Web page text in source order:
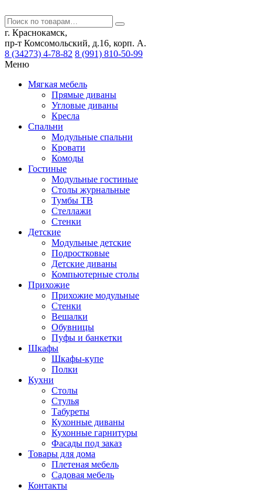
г. Краснокамск,
пр-т Комсомольский, д.16, корп. А.
8 (34273) 4-78-82 8 (991) 810-50-99
Меню
Мягкая мебель
Прямые диваны
Угловые диваны
Кресла
Спальни
Модульные спальни
Кровати
Комоды
Гостиные
Модульные гостиные
Столы журнальные
Тумбы ТВ
Стеллажи
Стенки
Детские
Модульные детские
Подростковые
Детские диваны
Компьютерные столы
Прихожие
Прихожие модульные
Стенки
Вешалки
Обувницы
Пуфы и банкетки
Шкафы
Шкафы-купе
Полки
Кухни
Столы
Стулья
Табуреты
Кухонные диваны
Кухонные гарнитуры
Фасады под заказ
Товары для дома
Плетеная мебель
Садовая мебель
Контакты